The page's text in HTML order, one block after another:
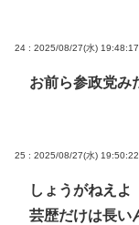
24 : 2025/08/27(水)
お前ら参政党み
25 : 2025/08/27(水)
しょうがねえよ
芸歴だけは長い